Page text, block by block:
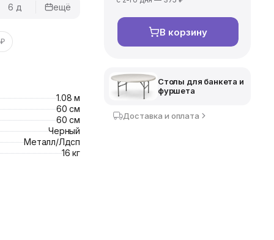
6 д
ещё
1.08 м
60 см
60 см
Черный
Металл/Лдсп
16 кг
В корзину
Столы для банкета и
фуршета
Доставка и оплата